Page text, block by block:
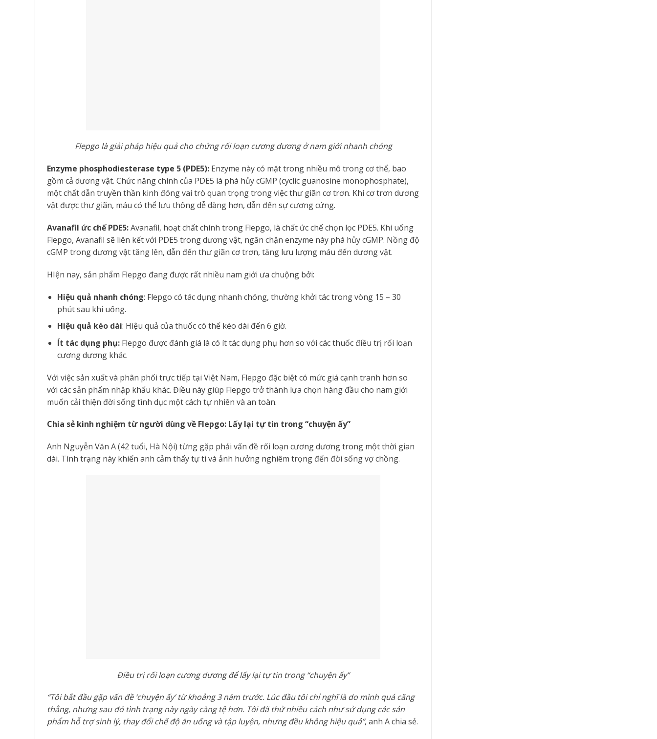
Flepgo là giải pháp hiệu quả cho chứng rối loạn cương dương ở nam giới nhanh chóng
Enzyme phosphodiesterase type 5 (PDE5): Enzyme này có mặt trong nhiều mô trong cơ thể, bao
gồm cả dương vật. Chức năng chính của PDE5 là phá hủy cGMP (cyclic guanosine monophosphate),
một chất dẫn truyền thần kinh đóng vai trò quan trọng trong việc thư giãn cơ trơn. Khi cơ trơn dương
vật được thư giãn, máu có thể lưu thông dễ dàng hơn, dẫn đến sự cương cứng.
Avanafil ức chế PDE5:Avanafil, hoạt chất chính trong Flepgo, là chất ức chế chọn lọc PDE5. Khi uống
Flepgo, Avanafil sẽ liên kết với PDE5 trong dương vật, ngăn chặn enzyme này phá hủy cGMP. Nồng độ
cGMP trong dương vật tăng lên, dẫn đến thư giãn cơ trơn, tăng lưu lượng máu đến dương vật.
HIện nay, sản phẩm Flepgo đang được rất nhiều nam giới ưa chuộng bởi:
Hiệu quả nhanh chóng: Flepgo có tác dụng nhanh chóng, thường khởi tác trong vòng 15 – 30
phút sau khi uống.
Hiệu quả kéo dài: Hiệu quả của thuốc có thể kéo dài đến 6 giờ.
Ít tác dụng phụ:Flepgo được đánh giá là có ít tác dụng phụ hơn so với các thuốc điều trị rối loạn
cương dương khác.
Với việc sản xuất và phân phối trực tiếp tại Việt Nam, Flepgo đặc biệt có mức giá cạnh tranh hơn so
với các sản phẩm nhập khẩu khác. Điều này giúp Flepgo trở thành lựa chọn hàng đầu cho nam giới
muốn cải thiện đời sống tình dục một cách tự nhiên và an toàn.
Chia sẻ kinh nghiệm từ người dùng về Flepgo: Lấy lại tự tin trong “chuyện ấy”
Anh Nguyễn Văn A (42 tuổi, Hà Nội) từng gặp phải vấn đề rối loạn cương dương trong một thời gian
dài. Tình trạng này khiến anh cảm thấy tự ti và ảnh hưởng nghiêm trọng đến đời sống vợ chồng.
Điều trị rối loạn cương dương để lấy lại tự tin trong “chuyện ấy”
“Tôi bắt đầu gặp vấn đề ‘chuyện ấy’ từ khoảng 3 năm trước. Lúc đầu tôi chỉ nghĩ là do mình quá căng
thẳng, nhưng sau đó tình trạng này ngày càng tệ hơn. Tôi đã thử nhiều cách như sử dụng các sản
phẩm hỗ trợ sinh lý, thay đổi chế độ ăn uống và tập luyện, nhưng đều không hiệu quả”, anh A chia sẻ.